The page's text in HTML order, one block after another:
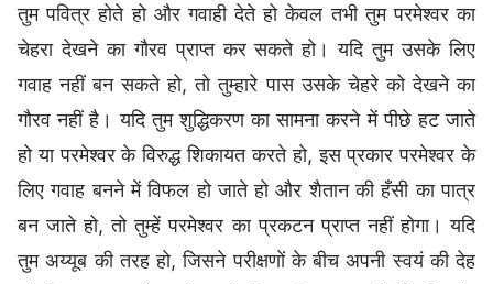
तुम पवित्र होते हो और गवाही देते हो केवल तभी तुम परमेश्वर का
चेहरा देखने का गौरव प्राप्त कर सकते हो। यदि तुम उसके लिए
गवाह नहीं बन सकते हो, तो तुम्हारे पास उसके चेहरे को देखने का
गौरव नहीं है। यदि तुम शुद्धिकरण का सामना करने में पीछे हट जाते
हो या परमेश्वर के विरुद्ध शिकायत करते हो, इस प्रकार परमेश्वर के
लिए गवाह बनने में विफल हो जाते हो और शैतान की हँसी का पात्र
बन जाते हो, तो तुम्हें परमेश्वर का प्रकटन प्राप्त नहीं होगा। यदि
तुम अय्यूब की तरह हो, जिसने परीक्षणों के बीच अपनी स्वयं की देह